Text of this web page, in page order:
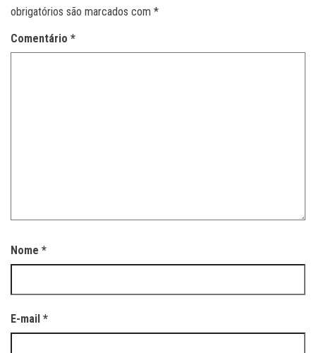
obrigatórios são marcados com *
Comentário *
Nome *
E-mail *